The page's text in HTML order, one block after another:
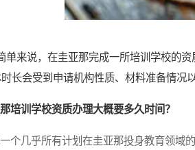
来说，在圭亚那完成一所培训学校的资
长会受到申请机构性质、材料准备情况
培训学校资质办理大概要多久时间？
几乎所有计划在圭亚那投身教育领域